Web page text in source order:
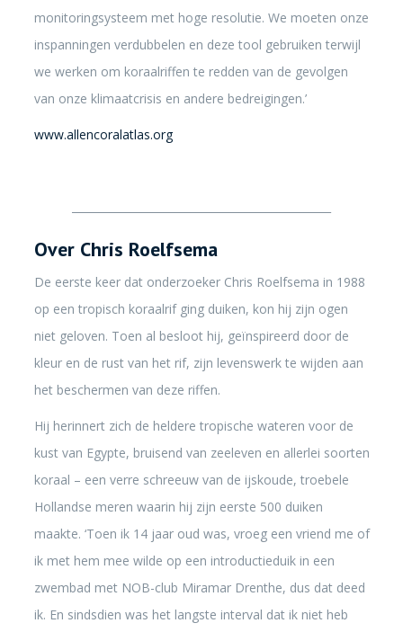
monitoringsysteem met hoge resolutie. We moeten onze
inspanningen verdubbelen en deze tool gebruiken terwijl
we werken om koraalriffen te redden van de gevolgen
van onze klimaatcrisis en andere bedreigingen.’
www.allencoralatlas.org
Over Chris Roelfsema
De eerste keer dat onderzoeker Chris Roelfsema in 1988
op een tropisch koraalrif ging duiken, kon hij zijn ogen
niet geloven. Toen al besloot hij, geïnspireerd door de
kleur en de rust van het rif, zijn levenswerk te wijden aan
het beschermen van deze riffen.
Hij herinnert zich de heldere tropische wateren voor de
kust van Egypte, bruisend van zeeleven en allerlei soorten
koraal – een verre schreeuw van de ijskoude, troebele
Hollandse meren waarin hij zijn eerste 500 duiken
maakte. ‘Toen ik 14 jaar oud was, vroeg een vriend me of
ik met hem mee wilde op een introductieduik in een
zwembad met NOB-club Miramar Drenthe, dus dat deed
ik. En sindsdien was het langste interval dat ik niet heb